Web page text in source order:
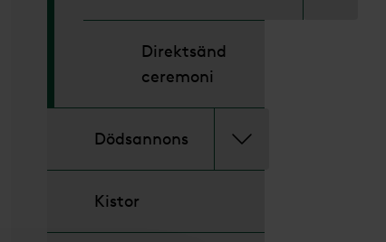
Direktsänd
ceremoni
Dödsannons
Kistor